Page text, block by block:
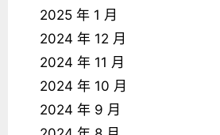
2025 年 1 月
2024 年 12 月
2024 年 11 月
2024 年 10 月
2024 年 9 月